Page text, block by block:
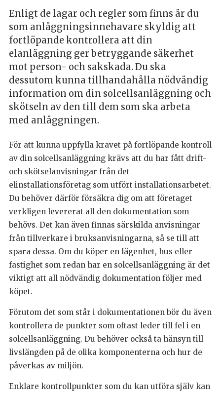
Enligt de lagar och regler som finns är du
som anläggningsinnehavare skyldig att
fortlöpande kontrollera att din
elanläggning ger betryggande säkerhet
mot person- och sakskada. Du ska
dessutom kunna tillhandahålla nödvändig
information om din solcellsanläggning och
skötseln av den till dem som ska arbeta
med anläggningen.
För att kunna uppfylla kravet på fortlöpande kontroll
av din solcellsanläggning krävs att du har fått drift-
och skötselanvisningar från det
elinstallationsföretag som utfört installationsarbetet.
Du behöver därför försäkra dig om att företaget
verkligen levererat all den dokumentation som
behövs. Det kan även finnas särskilda anvisningar
från tillverkare i bruksanvisningarna, så se till att
spara dessa. Om du köper en lägenhet, hus eller
fastighet som redan har en solcellsanläggning är det
viktigt att all nödvändig dokumentation följer med
köpet.
Förutom det som står i dokumentationen bör du även
kontrollera de punkter som oftast leder till fel i en
solcellsanläggning. Du behöver också ta hänsyn till
livslängden på de olika komponenterna och hur de
påverkas av miljön.
Enklare kontrollpunkter som du kan utföra själv kan